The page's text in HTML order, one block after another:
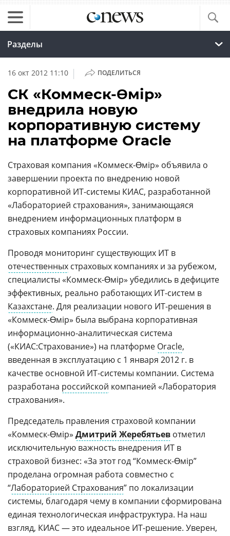
Разделы
16 окт 2012 11:10 | ПОДЕЛИТЬСЯ
СК «Коммеск-Өмір»
внедрила новую
корпоративную систему
на платформе Oracle
Страховая компания «Коммеск-Өмір» объявила о
завершении проекта по внедрению новой
корпоративной ИТ-системы КИАС, разработанной
«Лабораторией страхования», занимающаяся
внедрением информационных платформ в
страховых компаниях России.
Проводя мониторинг существующих ИТ в
отечественных страховых компаниях и за рубежом,
специалисты «Коммеск-Өмір» убедились в дефиците
эффективных, реально работающих ИТ-систем в
Казахстане. Для реализации нового ИТ-решения в
«Коммеск-Өмір» была выбрана корпоративная
информационно-аналитическая система
(«КИАС:Страхование») на платформе Oracle,
введенная в эксплуатацию с 1 января 2012 г. в
качестве основной ИТ-системы компании. Система
разработана российской компанией «Лаборатория
страхования».
Председатель правления страховой компании
«Коммеск-Өмір» Дмитрий Жеребятьев отметил
исключительную важность внедрения ИТ в
страховой бизнес: «За этот год “Коммеск-Өмір”
проделана огромная работа совместно с
“Лабораторией Страхования” по локализации
системы, благодаря чему в компании сформирована
единая технологическая инфраструктура. На наш
взгляд, КИАС — это идеальное ИТ-решение. Уверен,